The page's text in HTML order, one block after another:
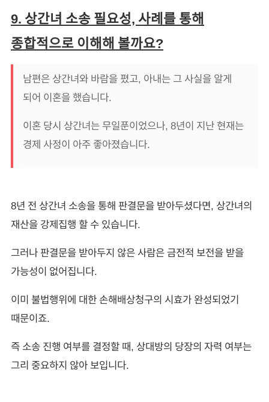
9. 상간녀 소송 필요성, 사례를 통해
종합적으로 이해해 볼까요?
남편은 상간녀와 바람을 폈고, 아내는 그 사실을 알게
되어 이혼을 했습니다.
이혼 당시 상간녀는 무일푼이었으나, 8년이 지난 현재는
경제 사정이 아주 좋아졌습니다.
8년 전 상간녀 소송을 통해 판결문을 받아두셨다면, 상간녀의
재산을 강제집행 할 수 있습니다.
그러나 판결문을 받아두지 않은 사람은 금전적 보전을 받을
가능성이 없어집니다.
이미 불법행위에 대한 손해배상청구의 시효가 완성되었기
때문이죠.
즉 소송 진행 여부를 결정할 때, 상대방의 당장의 자력 여부는
그리 중요하지 않아 보입니다.